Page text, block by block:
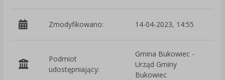
Zmodyfikowano: 14-04-2023, 14:55
Podmiot
udostępniający:
Gmina Bukowiec -
Urząd Gminy
Bukowiec